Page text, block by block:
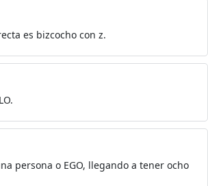
es bizcocho con z.
persona o EGO, llegando a tener ocho